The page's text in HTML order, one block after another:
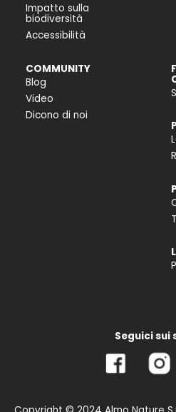
Impatto sulla
biodiversità
Accessibilità
COMMUNITY
Blog
Video
Dicono di noi
Seguici sui